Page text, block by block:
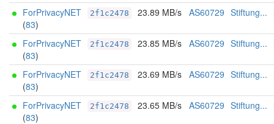
ForPrivacyNET
(83)
2f1c2478 23.89 MB/s AS60729 Stiftung...
ForPrivacyNET
(83)
2f1c2478 23.85 MB/s AS60729 Stiftung...
ForPrivacyNET
(83)
2f1c2478 23.69 MB/s AS60729 Stiftung...
ForPrivacyNET
(83)
2f1c2478 23.65 MB/s AS60729 Stiftung...